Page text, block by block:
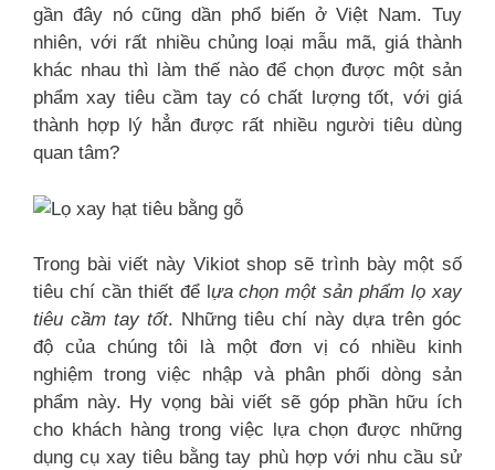
gần đây nó cũng dần phổ biến ở Việt Nam. Tuy
nhiên, với rất nhiều chủng loại mẫu mã, giá thành
khác nhau thì làm thế nào để chọn được một sản
phẩm xay tiêu cầm tay có chất lượng tốt, với giá
thành hợp lý hẳn được rất nhiều người tiêu dùng
quan tâm?
Trong bài viết này Vikiot shop sẽ trình bày một số
tiêu chí cần thiết để lựa chọn một sản phẩm lọ xay
tiêu cầm tay tốt. Những tiêu chí này dựa trên góc
độ của chúng tôi là một đơn vị có nhiều kinh
nghiệm trong việc nhập và phân phối dòng sản
phẩm này. Hy vọng bài viết sẽ góp phần hữu ích
cho khách hàng trong việc lựa chọn được những
dụng cụ xay tiêu bằng tay phù hợp với nhu cầu sử